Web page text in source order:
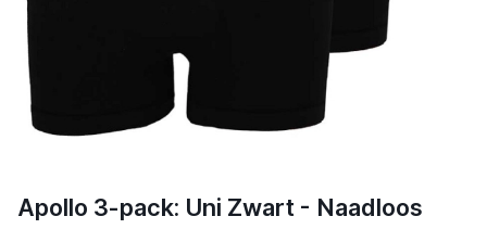
Apollo 3-pack: Uni Zwart - Naadloos